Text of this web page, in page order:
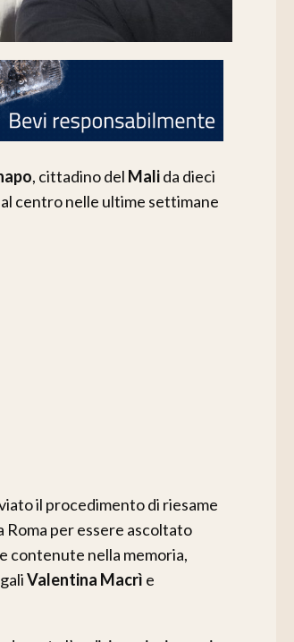
, cittadino del Malida dieci
al centro nelle ultime settimane
il procedimento di riesame
Roma per essere ascoltato
contenute nella memoria,
Valentina Macrì e